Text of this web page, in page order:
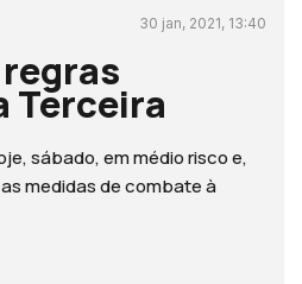
30 jan, 2021, 13:40
Terceira
sábado, em médio risco e,
medidas de combate à